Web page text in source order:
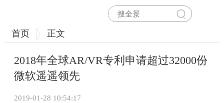
首页 正文
2018年全球AR/VR专利申请超过32000份
微软遥遥领先
2019-01-28 10:54:17